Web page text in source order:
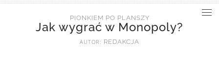
PIONKIEM PO PLANSZY
Jak wygrać w Monopoly?
AUTOR: REDAKCJA